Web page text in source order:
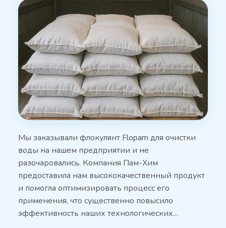
Мы заказывали флокулянт Flopam для очистки
воды на нашем предприятии и не
разочаровались. Компания Пам-Хим
предоставила нам высококачественный продукт
и помогла оптимизировать процесс его
применения, что существенно повысило
эффективность наших технологических…